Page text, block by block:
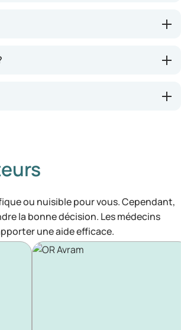
ou nuisible pour vous. Cependant,
la bonne décision. Les médecins
une aide efficace.